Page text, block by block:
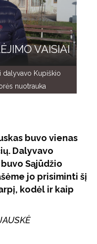
VAISIAI
dalyvavo Kupiškio
nuotrauka
buvo vienas
Dalyvavo
Sąjūdžio
jo prisiminti šį
kodėl ir kaip